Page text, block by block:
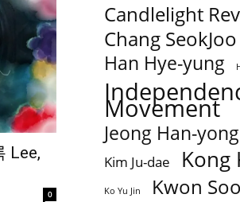
Lee,
0
Candlelight
Chang SeokJoo
Han Hye-yung
Movement
Jeong Han-yong
Kim Ju-dae Kong
Ko Yu Jin Kwon